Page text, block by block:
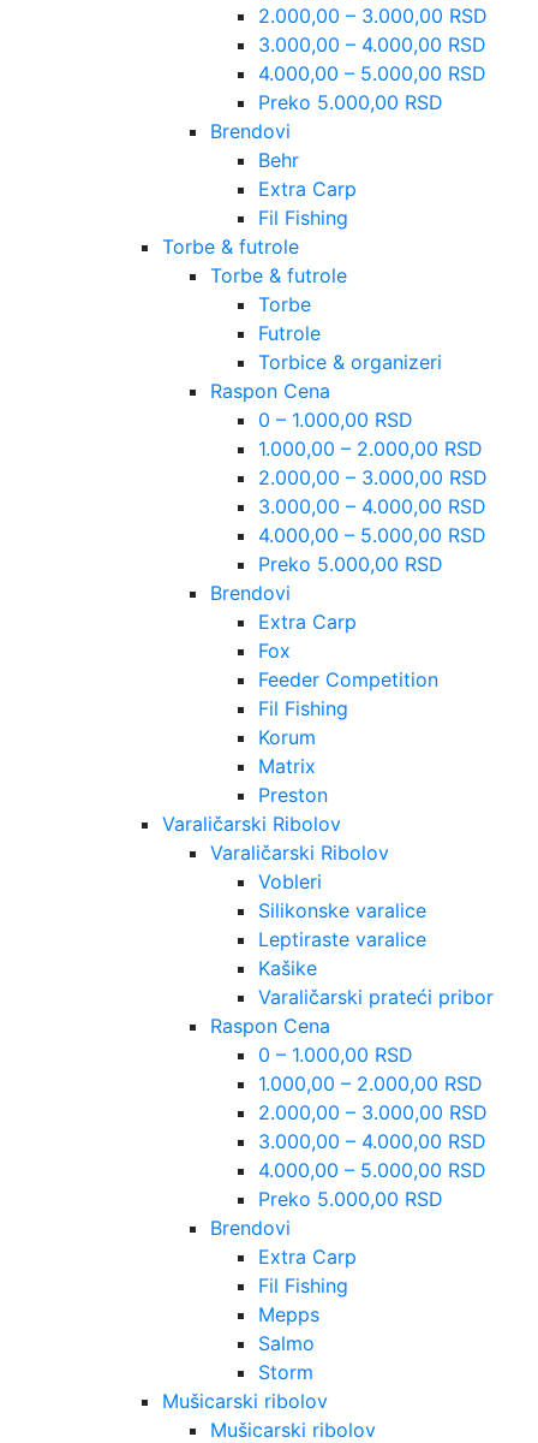
2.000,00 – 3.000,00 RSD
3.000,00 – 4.000,00 RSD
4.000,00 – 5.000,00 RSD
Preko 5.000,00 RSD
Brendovi
Behr
Extra Carp
Fil Fishing
Torbe & futrole
Torbe & futrole
Torbe
Futrole
Torbice & organizeri
Raspon Cena
0 – 1.000,00 RSD
1.000,00 – 2.000,00 RSD
2.000,00 – 3.000,00 RSD
3.000,00 – 4.000,00 RSD
4.000,00 – 5.000,00 RSD
Preko 5.000,00 RSD
Brendovi
Extra Carp
Fox
Feeder Competition
Fil Fishing
Korum
Matrix
Preston
Varaličarski Ribolov
Varaličarski Ribolov
Vobleri
Silikonske varalice
Leptiraste varalice
Kašike
Varaličarski prateći pribor
Raspon Cena
0 – 1.000,00 RSD
1.000,00 – 2.000,00 RSD
2.000,00 – 3.000,00 RSD
3.000,00 – 4.000,00 RSD
4.000,00 – 5.000,00 RSD
Preko 5.000,00 RSD
Brendovi
Extra Carp
Fil Fishing
Mepps
Salmo
Storm
Mušicarski ribolov
Mušicarski ribolov